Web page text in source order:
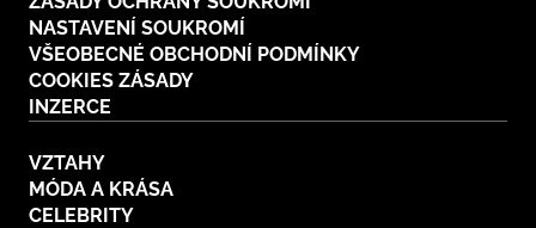
NASTAVENÍ SOUKROMÍ
VŠEOBECNÉ OBCHODNÍ PODMÍNKY
COOKIES ZÁSADY
INZERCE
VZTAHY
MÓDA A KRÁSA
CELEBRITY